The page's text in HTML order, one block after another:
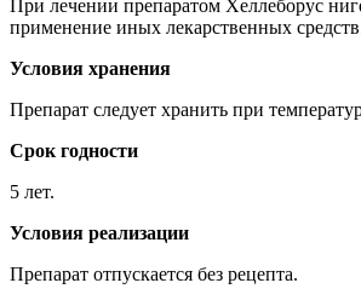
При лечении препаратом Хеллеборус
применение иных лекарственных
Условия хранения
Препарат следует хранить при
Срок годности
5 лет.
Условия реализации
Препарат отпускается без рецепта.